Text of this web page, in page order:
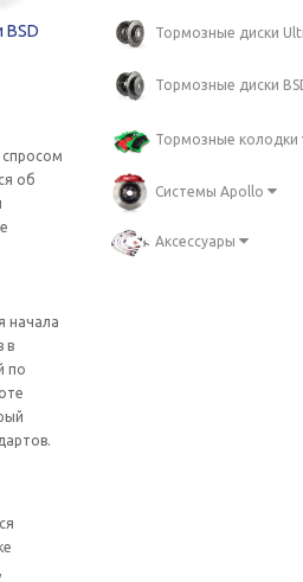
BSD
об
начала
в
по
Тормозные диски
Тормозные диски
Тормозные колодки
Системы Apollo
Аксессуары